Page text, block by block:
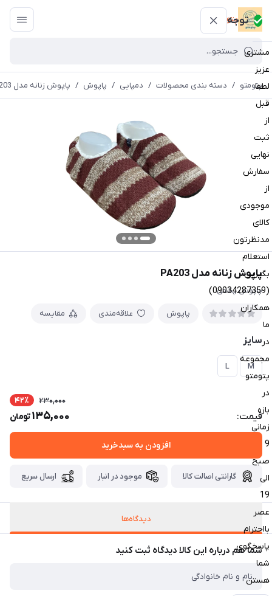
توجه
مشتری
عزیز
لطفا
قبل
از
ثبت
نهایی
سفارش
از
موجودی
کالای
مدنظرتون
استعلام
بگیرین
(09034287359)
همکاران
ما
در
مجموعه
پتومتو
در
بازه
زمانی
9
صبح
الی
19
عصر
بااحترام
پاسخگوی
شما
هستن
پتومتو
پتومتو / دسته بندی محصولات / دمپایی / پاپوش / پاپوش زنانه مدل PA203
پاپوش زنانه مدل PA203
پاپوش پشمی
پاپوش علاقه‌مندی مقایسه
سایز
M
L
قیمت:
230,000 42٪
135,000تومان
افزودن به سبدخرید
گارانتی اصالت کالا موجود در انبار ارسال سریع
دیدگاه‌ها
شما هم درباره این کالا دیدگاه ثبت کنید